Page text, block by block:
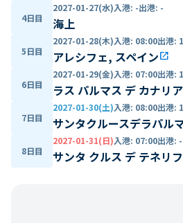
4日目
2027-01-27(水)入港: -出港: -
海上
5日目
2027-01-28(木)入港: 08:00出港:
アレシフェ, スペインopen_in_new
6日目
2027-01-29(金)入港: 07:00出港:
ラス パルマス デ カナリ
7日目
2027-01-30(土)入港: 08:00出港:
サンタクルースデラパル
8日目
2027-01-31(日)入港: 07:00出港: -
サンタ クルス デ テネリ